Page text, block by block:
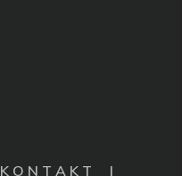
K O N T A K T |